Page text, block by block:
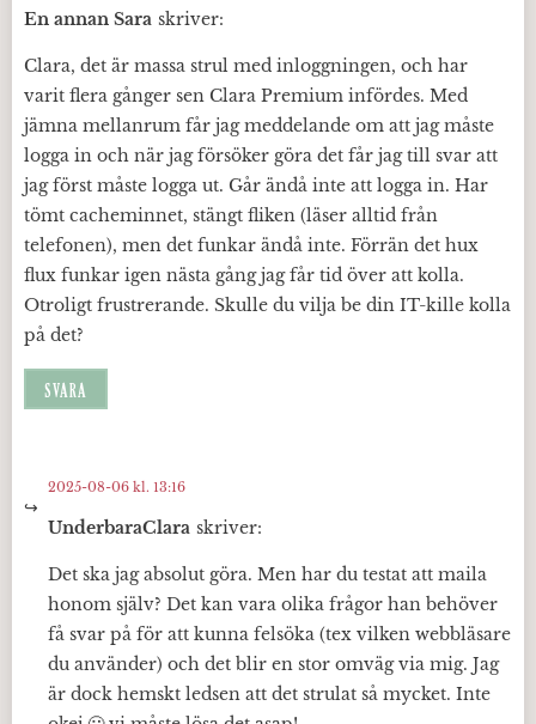
En annan Sara skriver:
Clara, det är massa strul med inloggningen, och har
varit flera gånger sen Clara Premium infördes. Med
jämna mellanrum får jag meddelande om att jag måste
logga in och när jag försöker göra det får jag till svar att
jag först måste logga ut. Går ändå inte att logga in. Har
tömt cacheminnet, stängt fliken (läser alltid från
telefonen), men det funkar ändå inte. Förrän det hux
flux funkar igen nästa gång jag får tid över att kolla.
Otroligt frustrerande. Skulle du vilja be din IT-kille kolla
på det?
SVARA
UnderbaraClara skriver:
2025-08-06 kl. 13:16
Det ska jag absolut göra. Men har du testat att maila
honom själv? Det kan vara olika frågor han behöver
få svar på för att kunna felsöka (tex vilken webbläsare
du använder) och det blir en stor omväg via mig. Jag
är dock hemskt ledsen att det strulat så mycket. Inte